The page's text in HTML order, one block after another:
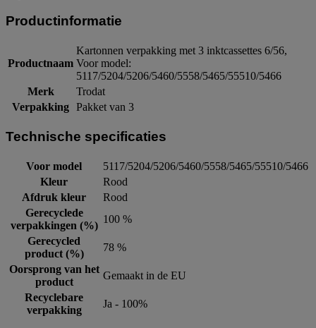
Productinformatie
Productnaam
Kartonnen verpakking met 3 inktcassettes 6/56,
Voor model:
5117/5204/5206/5460/5558/5465/55510/5466
Merk
Trodat
Verpakking Pakket van 3
Technische specificaties
Voor model
5117/5204/5206/5460/5558/5465/55510/5466
Kleur
Rood
Afdruk kleur
Rood
Gerecyclede
verpakkingen (%)
100 %
Gerecycled
product (%)
78 %
Oorsprong van het
product
Gemaakt in de EU
Recyclebare
verpakking
Ja - 100%